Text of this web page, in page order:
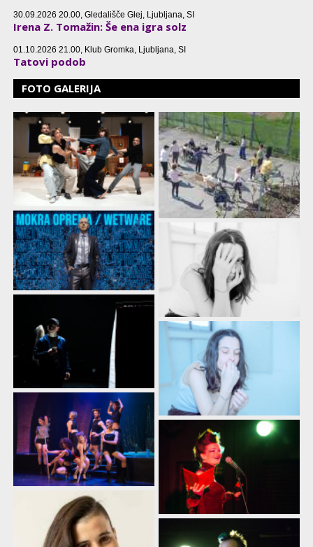
30.09.2026 20.00, Gledališče Glej, Ljubljana, SI
Irena Z. Tomažin: Še ena igra solz
01.10.2026 21.00, Klub Gromka, Ljubljana, SI
Tatovi podob
FOTO GALERIJA